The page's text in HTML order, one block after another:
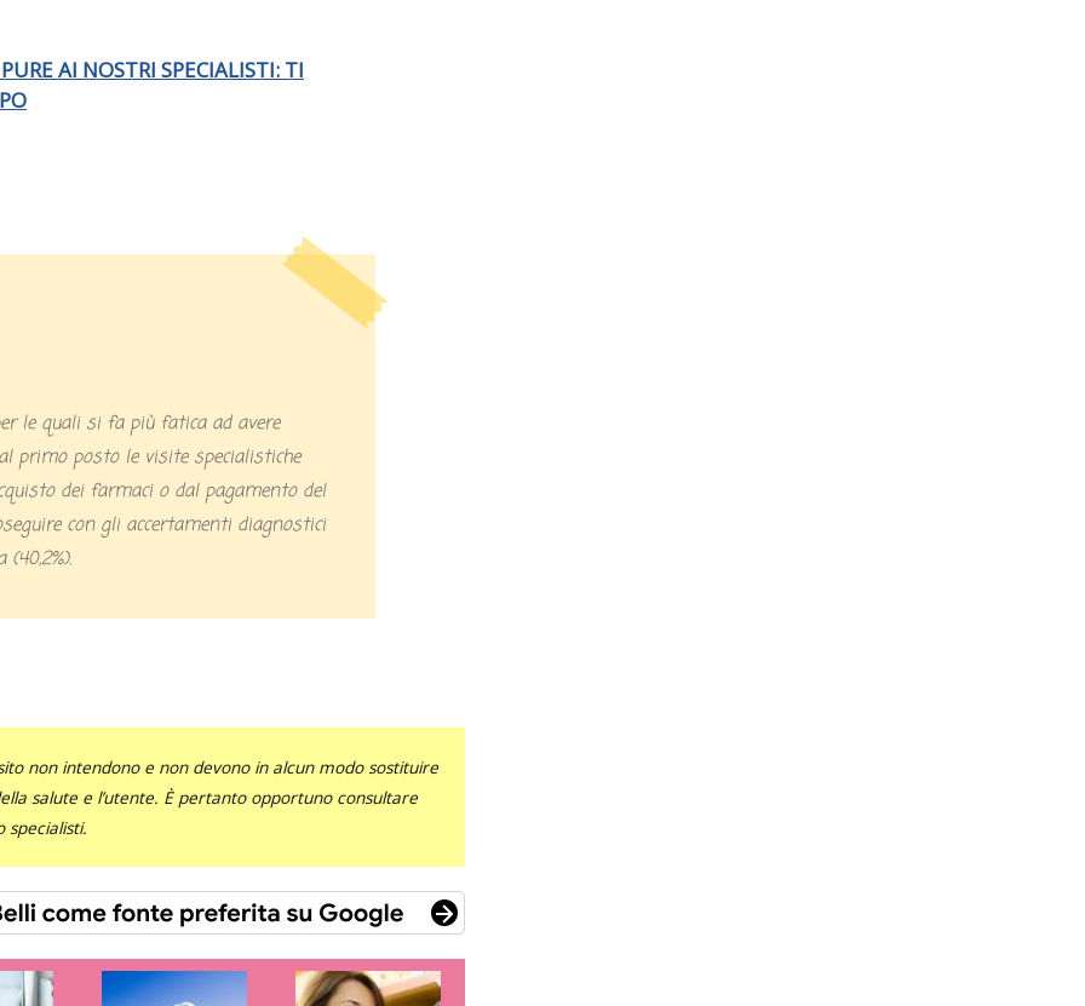
AI NOSTRI SPECIALISTI: TI
primo posto le visite specialistiche
dei farmaci o dal pagamento del
con gli accertamenti diagnostici
(40,2%).
non intendono e non devono in alcun modo sostituire
salute e l’utente. È pertanto opportuno consultare